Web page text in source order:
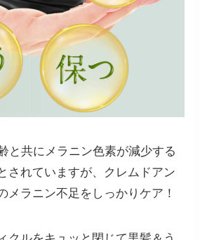
と共にメラニン色素が減少する
されていますが、クレムドアン
メラニン不足をしっかりケア！